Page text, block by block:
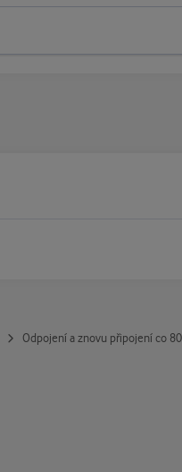
Odpojení a znovu připojení co